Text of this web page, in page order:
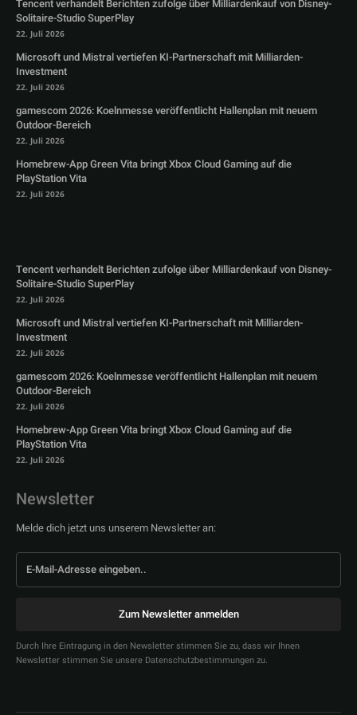
Tencent verhandelt Berichten zufolge über Milliardenkauf von Disney-
Solitaire-Studio SuperPlay
22. Juli 2026
Microsoft und Mistral vertiefen KI-Partnerschaft mit Milliarden-
Investment
22. Juli 2026
gamescom 2026: Koelnmesse veröffentlicht Hallenplan mit neuem
Outdoor-Bereich
22. Juli 2026
Homebrew-App Green Vita bringt Xbox Cloud Gaming auf die
PlayStation Vita
22. Juli 2026
Tencent verhandelt Berichten zufolge über Milliardenkauf von Disney-
Solitaire-Studio SuperPlay
22. Juli 2026
Microsoft und Mistral vertiefen KI-Partnerschaft mit Milliarden-
Investment
22. Juli 2026
gamescom 2026: Koelnmesse veröffentlicht Hallenplan mit neuem
Outdoor-Bereich
22. Juli 2026
Homebrew-App Green Vita bringt Xbox Cloud Gaming auf die
PlayStation Vita
22. Juli 2026
Newsletter
Melde dich jetzt uns unserem Newsletter an:
Zum Newsletter anmelden
Durch Ihre Eintragung in den Newsletter stimmen Sie zu, dass wir Ihnen
Newsletter stimmen Sie unsere Datenschutzbestimmungen zu.